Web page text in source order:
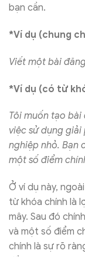
bạn cần.
*Ví dụ (chung
Viết một bài
*Ví dụ (có từ
Tôi muốn tạo
việc sử dụng
nghiệp nhỏ. Bạn
một số điểm
Ở ví dụ này,
từ khóa chính là
mây. Sau đó
và một số điểm
chính là sự rõ